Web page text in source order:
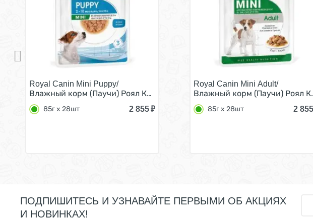
Royal Canin Mini Puppy/
Влажный корм (Паучи) Роял Канин Мини Паппи для Щенков Мелких
85г х 28шт 2 855₽
Royal Canin Mini Adult/
Влажный корм (Паучи) Роял
85г х 28шт 2 855
ПОДПИШИТЕСЬ И УЗНАВАЙТЕ ПЕРВЫМИ ОБ АКЦИЯХ
И НОВИНКАХ!